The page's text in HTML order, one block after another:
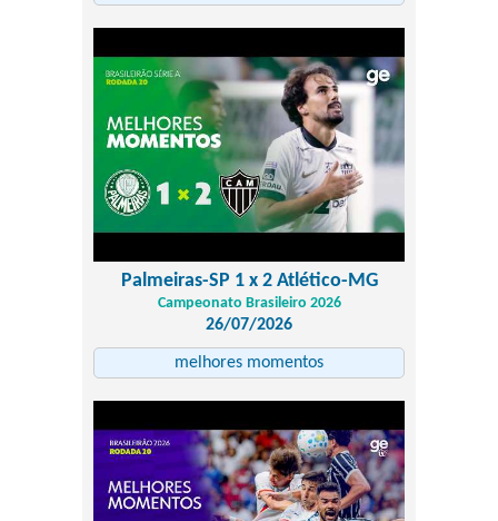
Palmeiras-SP 1 x 2 Atlético-MG
Campeonato Brasileiro 2026
26/07/2026
melhores momentos